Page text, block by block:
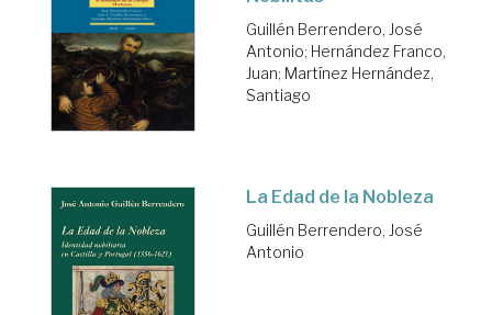
Guillén Berrendero, José
Antonio; Hernández Franco,
Juan; Martínez Hernández,
Santiago
La Edad de la Nobleza
Guillén Berrendero, José
Antonio